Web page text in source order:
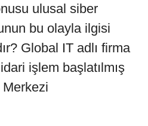
ulusal siber
bu olayla ilgisi
Global IT adlı firma
işlem başlatılmış
Merkezi